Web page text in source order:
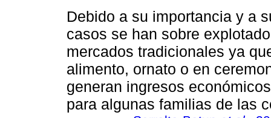
Debido a su importancia y a
casos se han sobre
mercados tradicionales ya
alimento, ornato o en
generan ingresos
para algunas familias de las